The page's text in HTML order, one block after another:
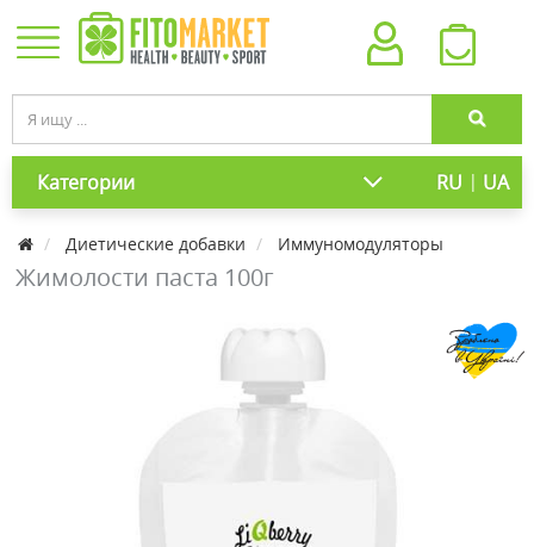
Категории RU | UA
Диетические добавки Иммуномодуляторы
Жимолости паста 100г